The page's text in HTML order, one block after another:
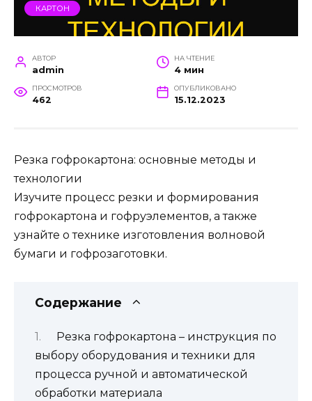
КАРТОН
АВТОР
admin
НА ЧТЕНИЕ
4 мин
ПРОСМОТРОВ
462
ОПУБЛИКОВАНО
15.12.2023
Резка гофрокартона: основные методы и
технологии
Изучите процесс резки и формирования
гофрокартона и гофруэлементов, а также
узнайте о технике изготовления волновой
бумаги и гофрозаготовки.
Содержание
Резка гофрокартона – инструкция по
выбору оборудования и техники для
процесса ручной и автоматической
обработки материала